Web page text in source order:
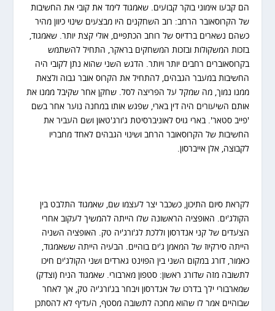
הם קבעו אימוני בוקר קבועים. שאמגוד לימד את קובי את החשיבות
של הקרוסאובר הרחב: רוב השחקנים היו מבצעים שינוי כיוון מהיר
כשהם נשארים ברדיוס של רוחב הכתפיים, אולי קצת יותר. שאמגוד,
בזכות המשקולות ובזכות המשחקים בראקר, התחיל להשתמש
בקרוסאוברים רחבים יותר ויותר. הדגש השני שהוא נתן לקובי היה
החשיבות במעבר הגבהים, להתחיל את הקרוס אובר גבוה ולצאת
ממנו נמוך, מה שמקל על הפריצה לסל. שחקן אחר שקיבל ממנו את
אותם השיעורים היה דין בארי, שפגש אותו במחנה נוער אחר בשם
'פייב סטאר'. בארי גויס לאוניברסיטת ג'ורג'טאון ושם העביר את
החשיבות של הקרוסאובר הרחב ושינוי הגבהים לאחד מחבריו
לקבוצה, אלן אייברסון.
לקראת סיום התיכון, כשכבר יצר לעצמו שם, שאמגוד התלבט בין
הקולג'ים. האופציה הראשונה שלו הייתה להמשיך לעקוב אחרי
הצעדים של קני אנדרסון וללכת לג'ורג'יה טק. האופציה השניה
הייתה סירקיוז של המאמן ג'ים בוהיים. הבעיה הייתה ששאמגוד,
כאמור, דורג במקום השני בין הפוינט גארדים ושני הקולג'ים חיכו
לתשובה מזה שדורג ראשון: סטפון מארבורי. שאמגוד הניח (וצדק)
שמארבורי ילך בדרכו של אנדרסון ויבחר בג'ורג'יה טק, אך לאחר
שבוהיים אמר לו שהוא מחכה לתשובה מסטף, העדיף לא להסתכן